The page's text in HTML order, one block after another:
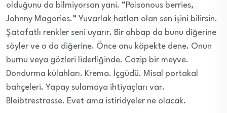
olduğunu da bilmiyorsan yani. “Poisonous berries,
Johnny Magories.” Yuvarlak hatları olan sen işini bilirsin.
Şatafatlı renkler seni uyarır. Bir ahbap da bunu diğerine
söyler ve o da diğerine. Önce onu köpekte dene. Onun
burnu veya gözleri liderliğinde. Cazip bir meyve.
Dondurma külahları. Krema. İçgüdü. Misal portakal
bahçeleri. Yapay sulamaya ihtiyaçları var.
Bleibtrestrasse. Evet ama istiridyeler ne olacak.